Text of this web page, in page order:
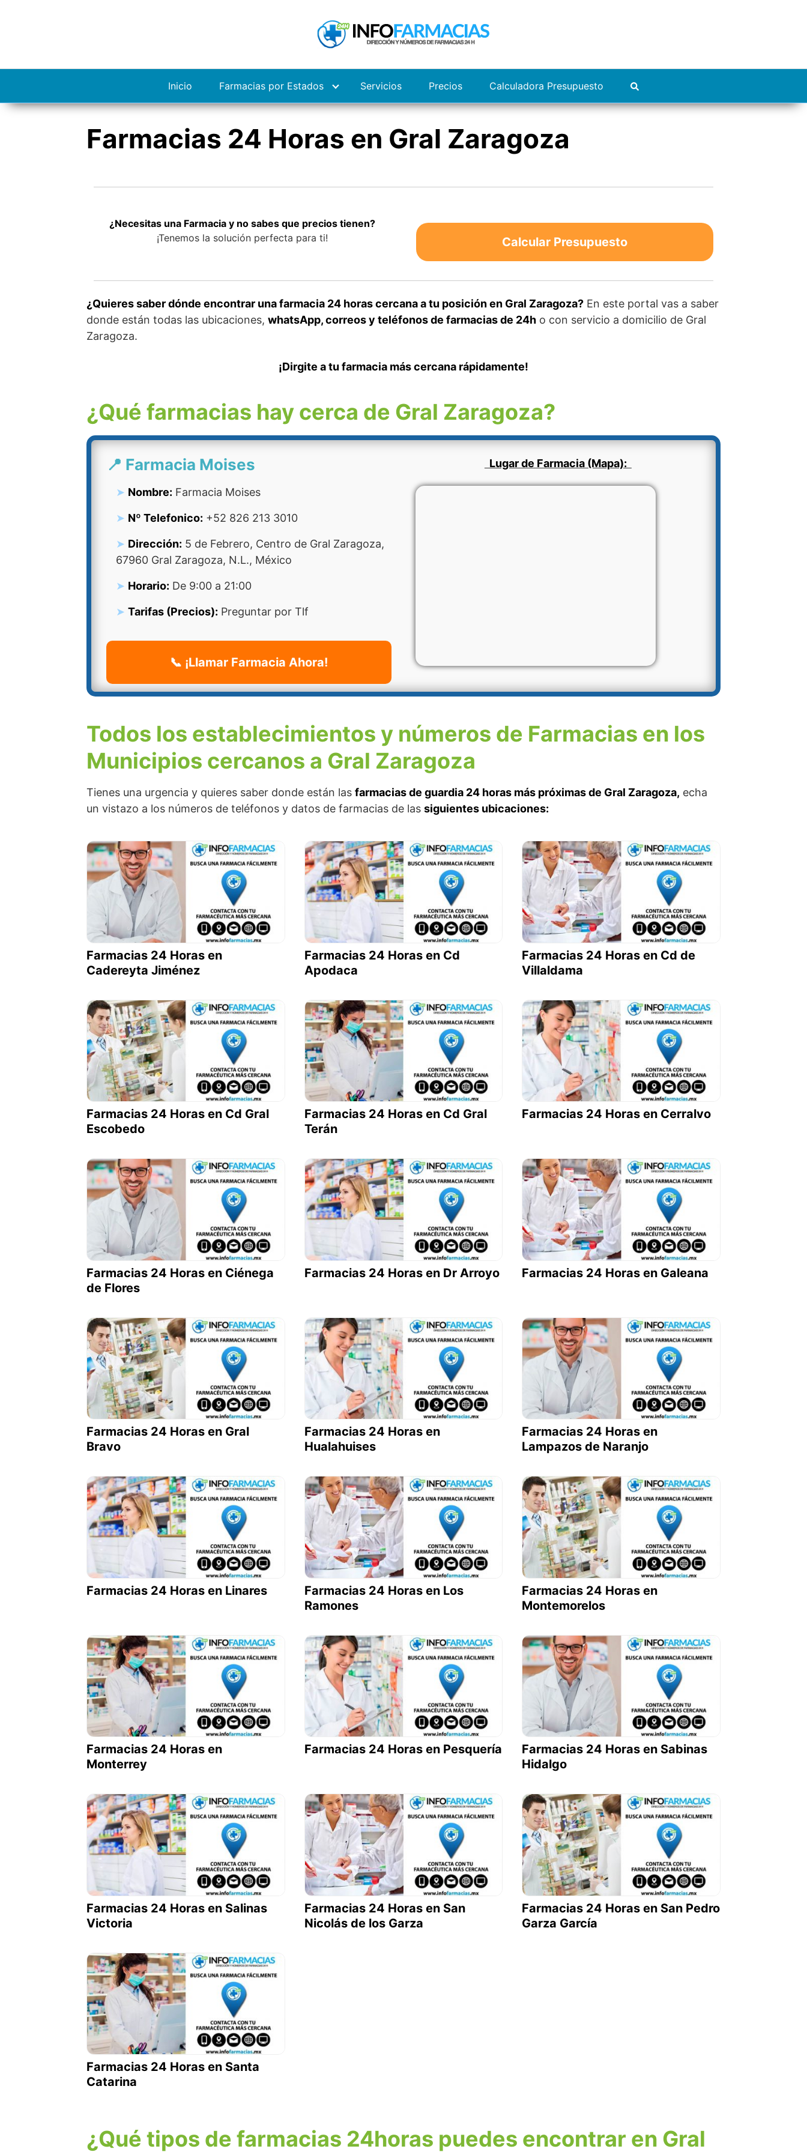
Inicio Farmacias por Estados Servicios Precios Calculadora Presupuesto
Farmacias 24 Horas en Gral Zaragoza
¿Necesitas una Farmacia y no sabes que precios tienen?
¡Tenemos la solución perfecta para ti!
Calcular Presupuesto
¿Quieres saber dónde encontrar una farmacia 24 horas cercana a tu posición en Gral Zaragoza? En este portal vas a saber
donde están todas las ubicaciones, whatsApp, correos y teléfonos de farmacias de 24h o con servicio a domicilio de Gral
Zaragoza.
¡Dirgite a tu farmacia más cercana rápidamente!
¿Qué farmacias hay cerca de Gral Zaragoza?
📍 Farmacia Moises
Nombre: Farmacia Moises
Nº Telefonico: +52 826 213 3010
Dirección: 5 de Febrero, Centro de Gral Zaragoza,
67960 Gral Zaragoza, N.L., México
Horario: De 9:00 a 21:00
Tarifas (Precios): Preguntar por Tlf
📞 ¡Llamar Farmacia Ahora!
Lugar de Farmacia (Mapa):
Todos los establecimientos y números de Farmacias en los
Municipios cercanos a Gral Zaragoza
Tienes una urgencia y quieres saber donde están las farmacias de guardia 24 horas más próximas de Gral Zaragoza, echa
un vistazo a los números de teléfonos y datos de farmacias de las siguientes ubicaciones:
Farmacias 24 Horas en
Cadereyta Jiménez
Farmacias 24 Horas en Cd
Apodaca
Farmacias 24 Horas en Cd de
Villaldama
Farmacias 24 Horas en Cd Gral
Escobedo
Farmacias 24 Horas en Cd Gral
Terán
Farmacias 24 Horas en Cerralvo
Farmacias 24 Horas en Ciénega
de Flores
Farmacias 24 Horas en Dr Arroyo Farmacias 24 Horas en Galeana
Farmacias 24 Horas en Gral
Bravo
Farmacias 24 Horas en
Hualahuises
Farmacias 24 Horas en
Lampazos de Naranjo
Farmacias 24 Horas en Linares
Farmacias 24 Horas en Los
Ramones
Farmacias 24 Horas en
Montemorelos
Farmacias 24 Horas en
Monterrey
Farmacias 24 Horas en Pesquería
Farmacias 24 Horas en Sabinas
Hidalgo
Farmacias 24 Horas en Salinas
Victoria
Farmacias 24 Horas en San
Nicolás de los Garza
Farmacias 24 Horas en San Pedro
Garza García
Farmacias 24 Horas en Santa
Catarina
¿Qué tipos de farmacias 24horas puedes encontrar en Gral